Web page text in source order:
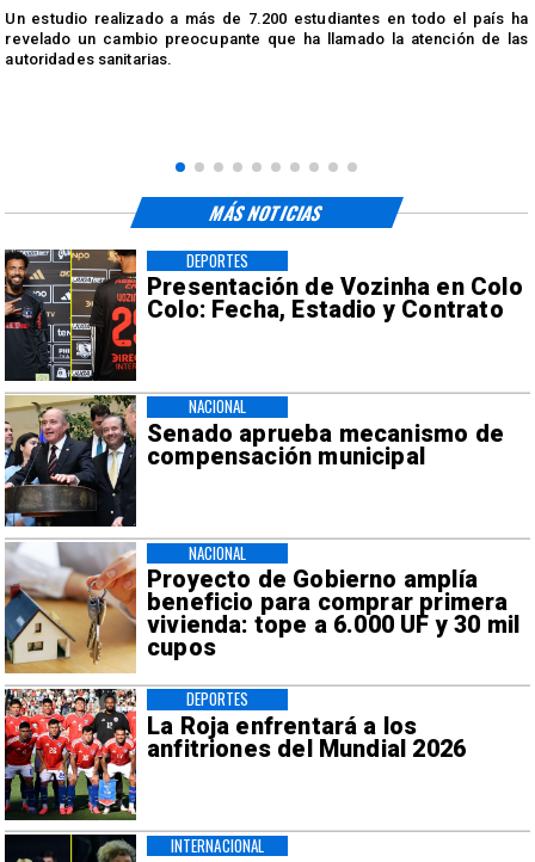
Un estudio realizado a más de 7.200 estudiantes en todo el país ha
revelado un cambio preocupante que ha llamado la atención de las
autoridades sanitarias.
Presentación de Vozinha en Colo
Colo: Fecha, Estadio y Contrato
DEPORTES
Senado aprueba mecanismo de
compensación municipal
NACIONAL
Proyecto de Gobierno amplía
beneficio para comprar primera
vivienda: tope a 6.000 UF y 30 mil
cupos
NACIONAL
La Roja enfrentará a los
anfitriones del Mundial 2026
DEPORTES
INTERNACIONAL
MÁS NOTICIAS